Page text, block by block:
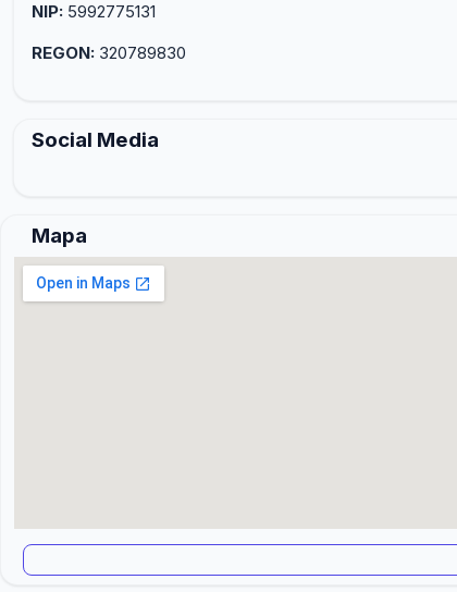
NIP: 5992775131
REGON: 320789830
Social Media
Mapa